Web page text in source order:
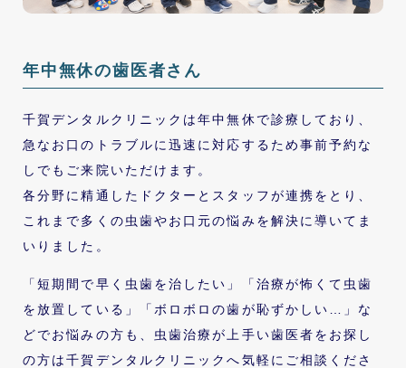
年中無休の歯医者さん
千賀デンタルクリニックは年中無休で診療しており、
急なお口のトラブルに迅速に対応するため事前予約な
しでもご来院いただけます。
各分野に精通したドクターとスタッフが連携をとり、
これまで多くの虫歯やお口元の悩みを解決に導いてま
いりました。
「短期間で早く虫歯を治したい」「治療が怖くて虫歯
を放置している」「ボロボロの歯が恥ずかしい…」な
どでお悩みの方も、虫歯治療が上手い歯医者をお探し
の方は千賀デンタルクリニックへ気軽にご相談くださ